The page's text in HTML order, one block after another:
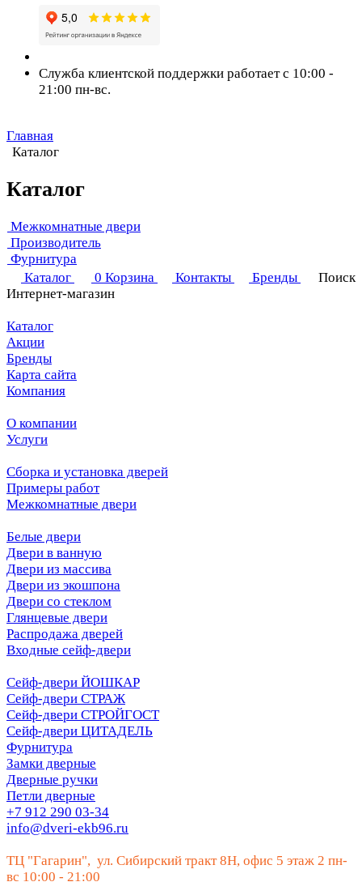
Служба клиентской поддержки работает с 10:00 -
21:00 пн-вс.
Главная
Каталог
Каталог
Межкомнатные двери
Производитель
Фурнитура
Каталог
0 Корзина Контакты Бренды
Поиск
Интернет-магазин
Каталог
Акции
Бренды
Карта сайта
Компания
О компании
Услуги
Сборка и установка дверей
Примеры работ
Межкомнатные двери
Белые двери
Двери в ванную
Двери из массива
Двери из экошпона
Двери со стеклом
Глянцевые двери
Распродажа дверей
Входные сейф-двери
Сейф-двери ЙОШКАР
Сейф-двери СТРАЖ
Сейф-двери СТРОЙГОСТ
Сейф-двери ЦИТАДЕЛЬ
Фурнитура
Замки дверные
Дверные ручки
Петли дверные
+7 912 290 03-34
info@dveri-ekb96.ru
ТЦ "Гагарин", ул. Сибирский тракт 8Н, офис 5 этаж 2 пн-
вс 10:00 - 21:00